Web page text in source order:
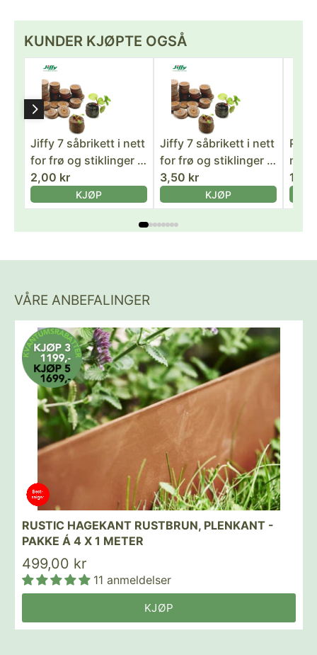
KUNDER KJØPTE OGSÅ
Jiffy 7 såbrikett i nett
for frø og stiklinger -
1 stk - 33 mm
2,00 kr
KJØP
Jiffy 7 såbrikett i nett
for frø og stiklinger -
1 stk - 41 mm
3,50 kr
KJØP
med
VÅRE ANBEFALINGER
RUSTIC HAGEKANT RUSTBRUN, PLENKANT -
PAKKE Á 4 X 1 METER
499,00 kr
11 anmeldelser
KJØP